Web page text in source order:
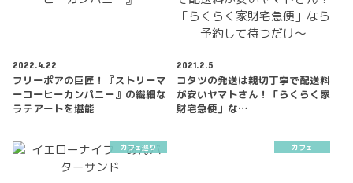
2022.4.22
フリーポアの巨匠！『ストリーマ
ーコーヒーカンパニー』の繊細な
ラテアートを堪能
2021.2.5
コタツの発送は親切丁寧で配送料
が安いヤマトさん！「らくらく家
財宅急便」な…
カフェ巡り カフェ